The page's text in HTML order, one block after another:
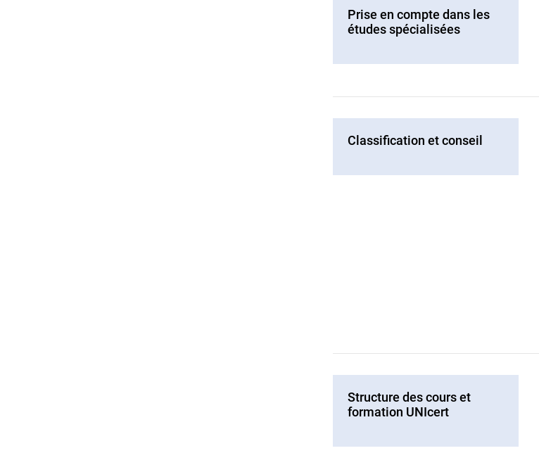
Prise en compte dans les
études spécialisées
Classification et conseil
Structure des cours et
formation UNIcert